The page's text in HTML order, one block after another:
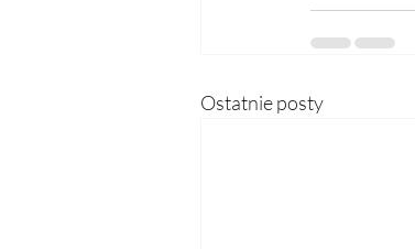
Ostatnie posty